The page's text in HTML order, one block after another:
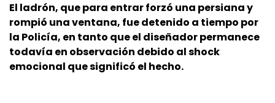
El ladrón, que para entrar forzó una persiana y
rompió una ventana, fue detenido a tiempo por
la Policía, en tanto que el diseñador permanece
todavía en observación debido al shock
emocional que significó el hecho.